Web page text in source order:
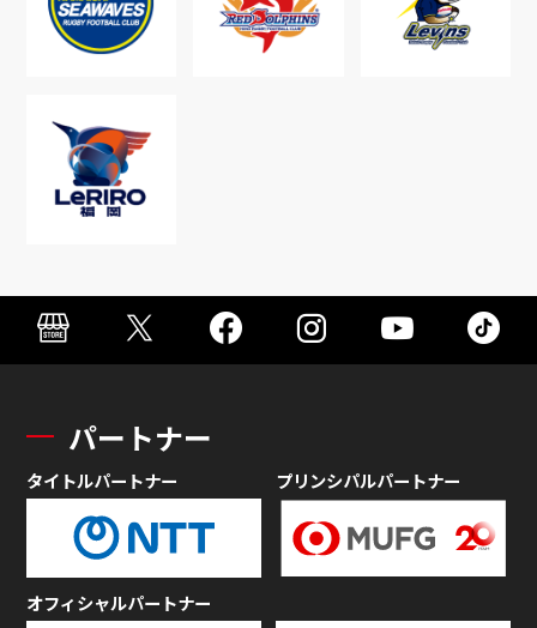
パートナー
タイトルパートナー プリンシパルパートナー
オフィシャルパートナー